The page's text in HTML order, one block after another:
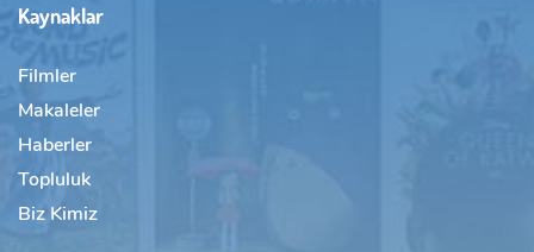
Kaynaklar
Filmler
Makaleler
Haberler
Topluluk
Biz Kimiz